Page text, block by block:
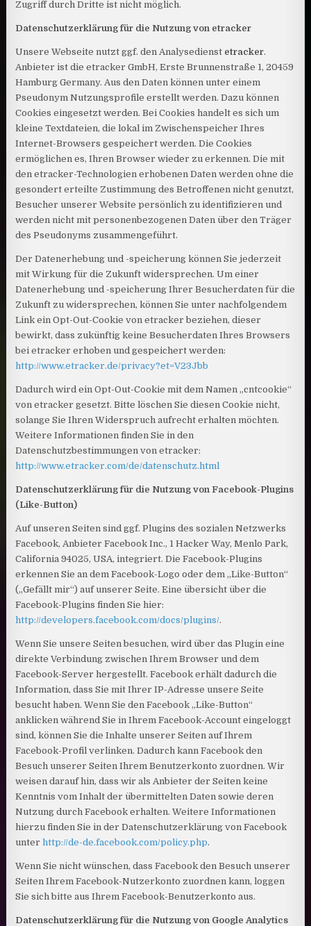
Zugriff durch Dritte ist nicht möglich.
Datenschutzerklärung für die Nutzung von etracker
Unsere Webseite nutzt ggf. den Analysedienst etracker.
Anbieter ist die etracker GmbH, Erste Brunnenstraße 1, 20459
Hamburg Germany. Aus den Daten können unter einem
Pseudonym Nutzungsprofile erstellt werden. Dazu können
Cookies eingesetzt werden. Bei Cookies handelt es sich um
kleine Textdateien, die lokal im Zwischenspeicher Ihres
Internet-Browsers gespeichert werden. Die Cookies
ermöglichen es, Ihren Browser wieder zu erkennen. Die mit
den etracker-Technologien erhobenen Daten werden ohne die
gesondert erteilte Zustimmung des Betroffenen nicht genutzt,
Besucher unserer Website persönlich zu identifizieren und
werden nicht mit personenbezogenen Daten über den Träger
des Pseudonyms zusammengeführt.
Der Datenerhebung und -speicherung können Sie jederzeit
mit Wirkung für die Zukunft widersprechen. Um einer
Datenerhebung und -speicherung Ihrer Besucherdaten für die
Zukunft zu widersprechen, können Sie unter nachfolgendem
Link ein Opt-Out-Cookie von etracker beziehen, dieser
bewirkt, dass zukünftig keine Besucherdaten Ihres Browsers
bei etracker erhoben und gespeichert werden:
http://www.etracker.de/privacy?et=V23Jbb
Dadurch wird ein Opt-Out-Cookie mit dem Namen „cntcookie“
von etracker gesetzt. Bitte löschen Sie diesen Cookie nicht,
solange Sie Ihren Widerspruch aufrecht erhalten möchten.
Weitere Informationen finden Sie in den
Datenschutzbestimmungen von etracker:
http://www.etracker.com/de/datenschutz.html
Datenschutzerklärung für die Nutzung von Facebook-Plugins
(Like-Button)
Auf unseren Seiten sind ggf. Plugins des sozialen Netzwerks
Facebook, Anbieter Facebook Inc., 1 Hacker Way, Menlo Park,
California 94025, USA, integriert. Die Facebook-Plugins
erkennen Sie an dem Facebook-Logo oder dem „Like-Button“
(„Gefällt mir“) auf unserer Seite. Eine übersicht über die
Facebook-Plugins finden Sie hier:
http://developers.facebook.com/docs/plugins/.
Wenn Sie unsere Seiten besuchen, wird über das Plugin eine
direkte Verbindung zwischen Ihrem Browser und dem
Facebook-Server hergestellt. Facebook erhält dadurch die
Information, dass Sie mit Ihrer IP-Adresse unsere Seite
besucht haben. Wenn Sie den Facebook „Like-Button“
anklicken während Sie in Ihrem Facebook-Account eingeloggt
sind, können Sie die Inhalte unserer Seiten auf Ihrem
Facebook-Profil verlinken. Dadurch kann Facebook den
Besuch unserer Seiten Ihrem Benutzerkonto zuordnen. Wir
weisen darauf hin, dass wir als Anbieter der Seiten keine
Kenntnis vom Inhalt der übermittelten Daten sowie deren
Nutzung durch Facebook erhalten. Weitere Informationen
hierzu finden Sie in der Datenschutzerklärung von Facebook
unterhttp://de-de.facebook.com/policy.php.
Wenn Sie nicht wünschen, dass Facebook den Besuch unserer
Seiten Ihrem Facebook-Nutzerkonto zuordnen kann, loggen
Sie sich bitte aus Ihrem Facebook-Benutzerkonto aus.
Datenschutzerklärung für die Nutzung von Google Analytics